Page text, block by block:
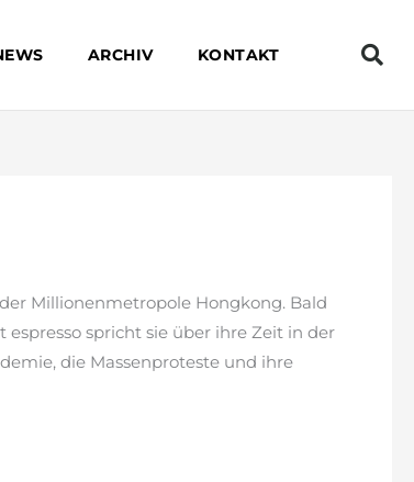
ARCHIV KONTAKT
Millionenmetropole Hongkong. Bald
spricht sie über ihre Zeit in der
die Massenproteste und ihre